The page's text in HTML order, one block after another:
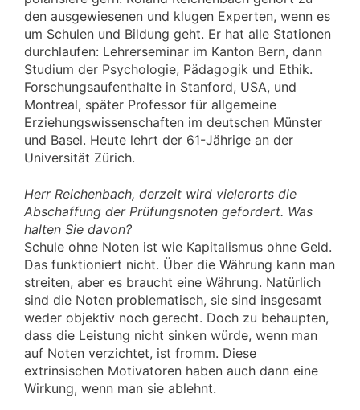
den ausgewiesenen und klugen Experten, wenn es
um Schulen und Bildung geht. Er hat alle Stationen
durchlaufen: Lehrerseminar im Kanton Bern, dann
Studium der Psychologie, Pädagogik und Ethik.
Forschungsaufenthalte in Stanford, USA, und
Montreal, später Professor für allgemeine
Erziehungswissenschaften im deutschen Münster
und Basel. Heute lehrt der 61-Jährige an der
Universität Zürich.
Herr Reichenbach, derzeit wird vielerorts die
Abschaffung der Prüfungsnoten gefordert. Was
halten Sie davon?
Schule ohne Noten ist wie Kapitalismus ohne Geld.
Das funktioniert nicht. Über die Währung kann man
streiten, aber es braucht eine Währung. Natürlich
sind die Noten problematisch, sie sind insgesamt
weder objektiv noch gerecht. Doch zu behaupten,
dass die Leistung nicht sinken würde, wenn man
auf Noten verzichtet, ist fromm. Diese
extrinsischen Motivatoren haben auch dann eine
Wirkung, wenn man sie ablehnt.